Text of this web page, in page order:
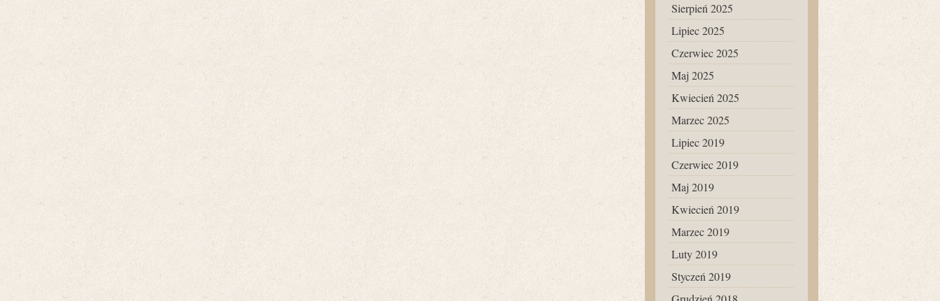
Sierpień 2025
Lipiec 2025
Czerwiec 2025
Maj 2025
Kwiecień 2025
Marzec 2025
Lipiec 2019
Czerwiec 2019
Maj 2019
Kwiecień 2019
Marzec 2019
Luty 2019
Styczeń 2019